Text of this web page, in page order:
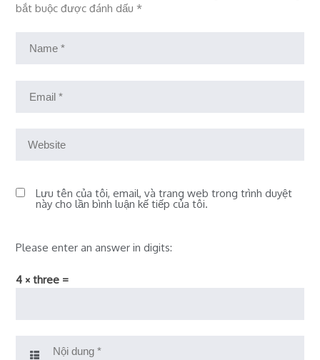
bắt buộc được đánh dấu*
Lưu tên của tôi, email, và trang web trong trình duyệt
này cho lần bình luận kế tiếp của tôi.
Please enter an answer in digits:
4 × three =